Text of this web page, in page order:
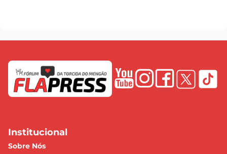
Institucional
Sobre Nós